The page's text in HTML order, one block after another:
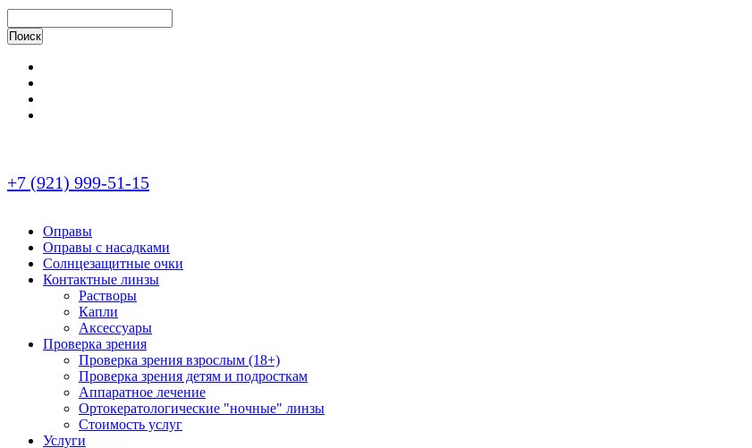
+7 (921) 999-51-15
Оправы
Оправы с насадками
Солнцезащитные очки
Контактные линзы
Растворы
Капли
Аксессуары
Проверка зрения
Проверка зрения взрослым (18+)
Проверка зрения детям и подросткам
Аппаратное лечение
Ортокератологические "ночные" линзы
Стоимость услуг
Услуги